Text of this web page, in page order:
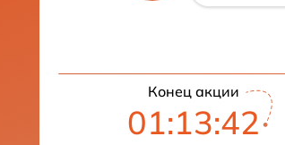
Конец акции
01:13:41